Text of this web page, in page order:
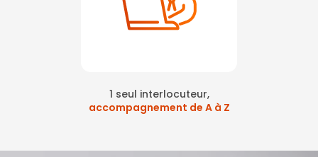
1 seul interlocuteur,
accompagnement de A à Z